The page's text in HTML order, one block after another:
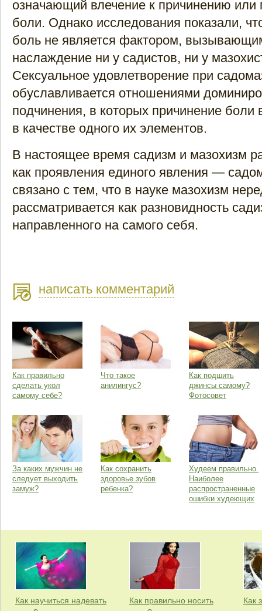
означающий влечение к причинению или
боли. Однако исследования показали,
боль не является фактором,
наслаждение ни у садистов, ни у
Сексуальное удовлетворение при
обуславливается отношениями
подчинения, в которых причинение боли
в качестве одного их элементов.
В настоящее время садизм и мазохизм
как проявления единого явления —
связано с тем, что в науке мазохизм
рассматривается как разновидность
направленного на самого себя.
написать комментарий
Как правильно
сделать укол
самому себе?
Что такое
анилингус?
Как подшить
джинсы самому?
Фотосовет
За каких мужчин не
следует выходить
замуж?
Как сохранить
здоровье зубов
ребенка?
Худеем правильно.
Наиболее
распространенные
ошибки худеющих
Как научиться надевать
Как правильно носить
Как